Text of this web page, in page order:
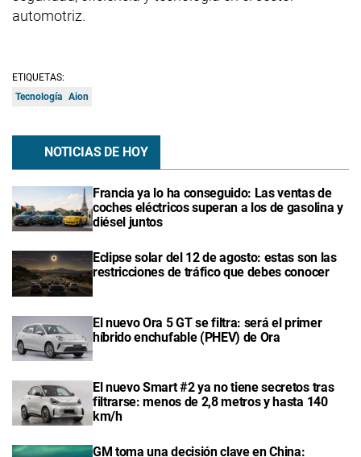
automotriz.
ETIQUETAS:
Tecnología Aion
NOTICIAS DE HOY
Francia ya lo ha conseguido: Las ventas de
coches eléctricos superan a los de gasolina y
diésel juntos
Eclipse solar del 12 de agosto: estas son las
restricciones de tráfico que debes conocer
El nuevo Ora 5 GT se filtra: será el primer
híbrido enchufable (PHEV) de Ora
El nuevo Smart #2 ya no tiene secretos tras
filtrarse: menos de 2,8 metros y hasta 140
km/h
GM toma una decisión clave en China: